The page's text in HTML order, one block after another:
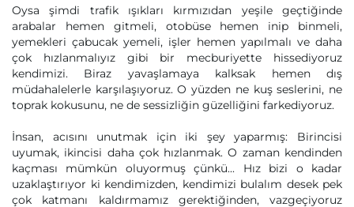
Oysa şimdi trafik ışıkları kırmızıdan yeşile geçtiğinde
arabalar hemen gitmeli, otobüse hemen inip binmeli,
yemekleri çabucak yemeli, işler hemen yapılmalı ve daha
çok hızlanmalıyız gibi bir mecburiyette hissediyoruz
kendimizi. Biraz yavaşlamaya kalksak hemen dış
müdahalelerle karşılaşıyoruz. O yüzden ne kuş seslerini, ne
toprak kokusunu, ne de sessizliğin güzelliğini farkediyoruz.
İnsan, acısını unutmak için iki şey yaparmış: Birincisi
uyumak, ikincisi daha çok hızlanmak. O zaman kendinden
kaçması mümkün oluyormuş çünkü... Hız bizi o kadar
uzaklaştırıyor ki kendimizden, kendimizi bulalım desek pek
çok katmanı kaldırmamız gerektiğinden, vazgeçiyoruz